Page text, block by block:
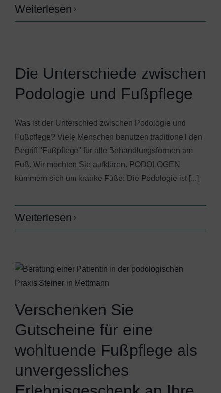
Weiterlesen
Die Unterschiede zwischen
Podologie und Fußpflege
Was ist der Unterschied zwischen Podologie und
Fußpflege? Viele Menschen benutzen traditionell den
Begriff "Fußpflege" für alle Behandlungsformen am
Fuß. Wir möchten Sie aufklären. PODOLOGEN
kümmern sich um kranke Füße: Die Podologie ist [...]
Weiterlesen
Verschenken Sie
Gutscheine für eine
wohltuende Fußpflege als
unvergessliches